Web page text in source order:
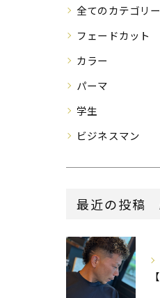
全てのカテゴリー
フェードカット
カラー
パーマ
学生
ビジネスマン
最近の投稿